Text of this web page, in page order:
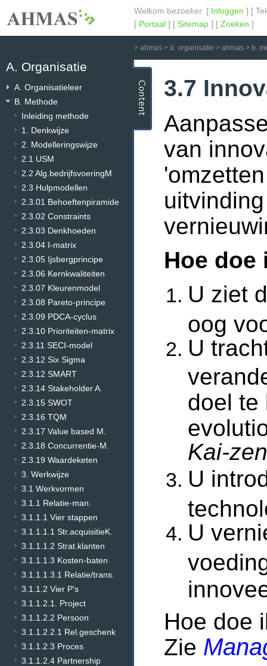
Welkom bezoeker. [ Inloggen ] [
[ Portaal ] [ Sitemap ] [ Zoeken ]
> ahmas > a. organisatie > ahmas > b.
A. Organisatie
A. Organisatieleer
B. Methode
Inleiding methode
1. Denkwijze
2. Modelleringswijze
2.1 USM
2.2 Alg.bedrijfsvoeringM
2.3 Hulpmodellen
2.3.01 Behoeftenpiramide
2.3.02 Constraints
2.3.03 Denkhoeden
2.3.04 I-matrix
2.3.05 Ijsbergprincipe
2.3.06 Kernkwaliteiten
2.3.07 Kleurenmodel
2.3.08 Pareto-principe
2.3.09 PDCA-cyclus
2.3.10 Prioriteiten-matrix
2.3.11 SECI-model
2.3.12 Six Sigma
2.3.12 SMART
2.3.14 Stakeholder A.
2.3.15 SWOT
2.3.16 TQM
2.3.17 Value based M.
2.3.18 Concurrentie-M.
2.3.19 Waardeketen
3. Werkwijze
3.1 Werkvormen
3.1.1 Relatie-man.
3.1.1.1 Vier stappen
3.1.1.1.1 Str.acquisitieK.
3.1.1.1.2 Strat.klanten
3.1.1.1.3 Kosten-baten
3.1.1.1.3.1 Relatie/trans.
3.1.1.2 Vier P's
3.1.1.2.1. Project
3.1.1.2.2 Persoon
3.1.1.2.2.1 Rel.geschenk
3.1.1.2.3 Proces
3.1.1.2.4 Partnership
3.7
van
Hoe doe
U ziet
oog
U
doel te
Kai-
U
U
Hoe doe
Zie